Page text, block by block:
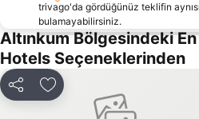
D-Marin Turgutreis
Xuma beach
Yalıköy
Bodrum Dolphin Park
Marina Yat Kulübü
trivago'da gördüğünüz teklifin
bulamayabilirsiniz.
Altınkum Bölgesindeki En
Hotels Seçeneklerinden
Paylaş Favorilerime ekle